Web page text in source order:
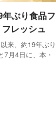
年ぶり食品
レッシュ
来、約19年ぶ
7月4日に、本・